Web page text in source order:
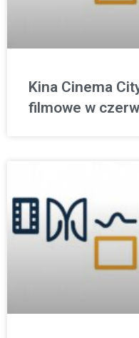
Kina Cinema
filmowe w